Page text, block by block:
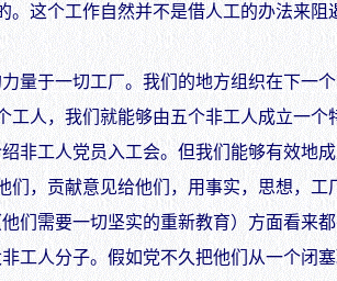
。这个工作自然并不是借人工的办法
于一切工厂。我们的地方组织在下一
人，我们就能够由五个非工人成立一
工人党员入工会。但我们能够有效地成
，贡献意见给他们，用事实，思想，工
需要一切坚实的重新教育）方面看来都
人分子。假如党不久把他们从一个闭塞